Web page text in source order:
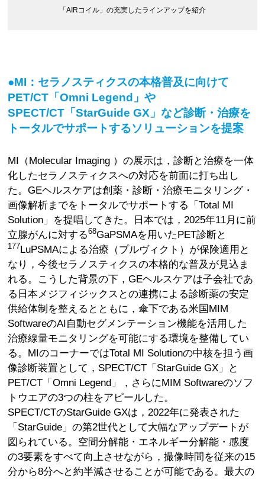
「AIRコイル」の充実したラインアップを紹介
●MI：セラノスティクスの本格普及に向けて
PET/CT「Omni Legend」や
SPECT/CT「StarGuide GX」など診断・治療を
トータルでサポートするソリューションを提案
MI（Molecular Imaging ）の展示は，診断と治療を一体
化したセラノスティクスへの対応を前面に打ち出し
た。GEヘルスケアは創薬・診断・治療モニタリング・
画像解析までをトータルでサポートする「Total MI
Solution」を提唱してきた。日本では，2025年11月に前
立腺がんに対する68GaPSMAを用いたPET診断と
177LuPSMAによる治療（プルヴィクト）が保険適用と
なり，今後セラノスティクスの本格的な普及が見込ま
れる。こうした背景の下，GEヘルスケアは子会社であ
る日本メジフィジックスとの連携による診断薬の安定
供給体制を整えるとともに，傘下である米国MIM
SoftwareのAI自動セグメンテーション機能を活用した
治療線量モニタリングを可能にする環境を整備してい
る。MIのコーナーではTotal MI Solutionの中核を担う画
像診断装置として，SPECT/CT「StarGuide GX」と
PET/CT「Omni Legend」，さらにMIM Softwareのソフ
トウエアの3つの柱をアピールした。
SPECT/CTのStarGuide GXは，2022年に発表された
「StarGuide」の第2世代として大幅なアップデートが
図られている。空間分解能・エネルギー分解能・感度
の3要素をすべて向上させながら，撮像時間を従来の15
分から8分へと約半減させることが可能である。最大の